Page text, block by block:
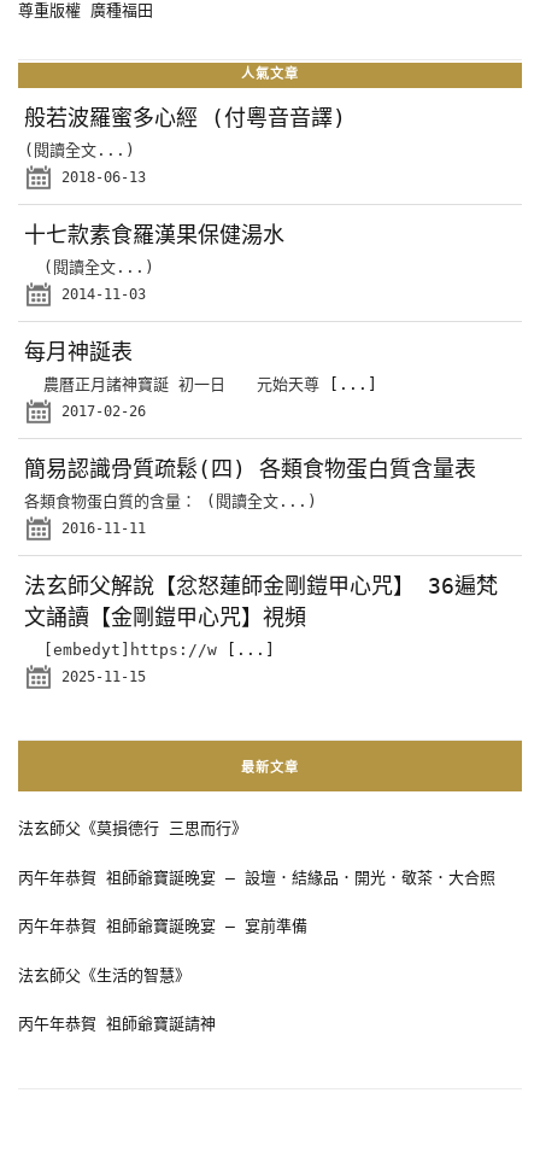
尊重版權 廣種福田
人氣文章
般若波羅蜜多心經 (付粵音音譯)
(閱讀全文...)
2018-06-13
十七款素食羅漢果保健湯水
(閱讀全文...)
2014-11-03
每月神誕表
農曆正月諸神寶誕 初一日 元始天尊 [...]
2017-02-26
簡易認識骨質疏鬆(四) 各類食物蛋白質含量表
各類食物蛋白質的含量： (閱讀全文...)
2016-11-11
法玄師父解說【忿怒蓮師金剛鎧甲心咒】 36遍梵
文誦讀【金剛鎧甲心咒】視頻
[embedyt]https://w [...]
2025-11-15
最新文章
法玄師父《莫損德行 三思而行》
丙午年恭賀 祖師爺寶誕晚宴 – 設壇．結緣品．開光．敬茶．大合照
丙午年恭賀 祖師爺寶誕晚宴 – 宴前準備
法玄師父《生活的智慧》
丙午年恭賀 祖師爺寶誕請神